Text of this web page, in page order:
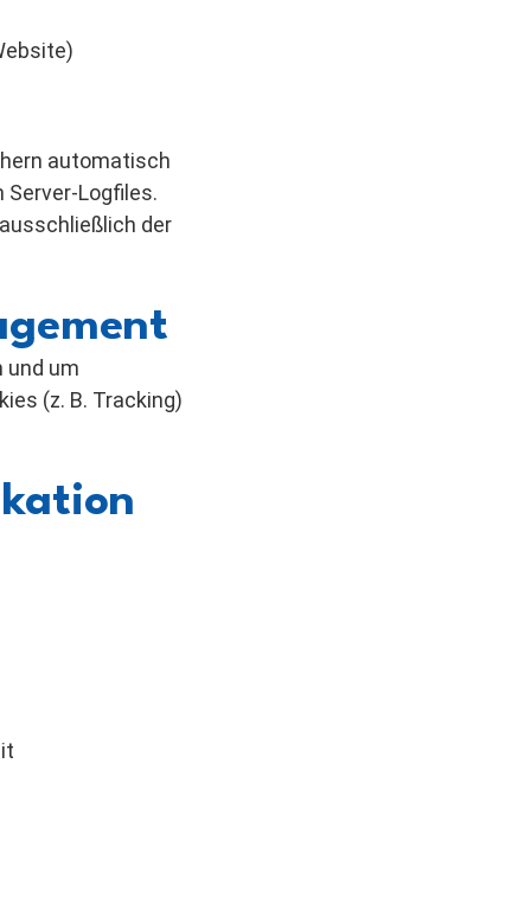
automatisch
Server-Logfiles.
der
und um
(z. B. Tracking)